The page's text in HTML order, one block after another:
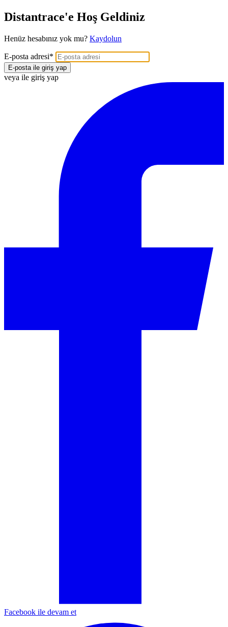
Distantrace'e Hoş Geldiniz
Henüz hesabınız yok mu? Kaydolun
E-posta adresi*
E-posta ile giriş yap
veya ile giriş yap
Facebook ile devam et